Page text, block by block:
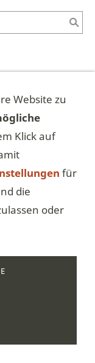
Impressum
Website zu
Klick auf
für
die
oder